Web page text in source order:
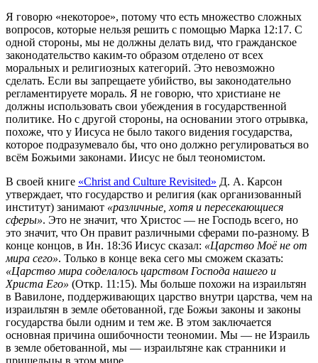
Я говорю «некоторое», потому что есть множество сложных
вопросов, которые нельзя решить с помощью Марка 12:17. С
одной стороны, мы не должны делать вид, что гражданское
законодательство каким-то образом отделено от всех
моральных и религиозных категорий. Это невозможно
сделать. Если вы запрещаете убийство, вы законодательно
регламентируете мораль. Я не говорю, что христиане не
должны использовать свои убеждения в государственной
политике. Но с другой стороны, на основании этого отрывка,
похоже, что у Иисуса не было такого видения государства,
которое подразумевало бы, что оно должно регулироваться во
всём Божьими законами. Иисус не был теономистом.
В своей книге «Christ and Culture Revisited» Д. А. Карсон
утверждает, что государство и религия (как организованный
институт) занимают «различные, хотя и пересекающиеся
сферы». Это не значит, что Христос — не Господь всего, но
это значит, что Он правит различными сферами по-разному. В
конце концов, в Ин. 18:36 Иисус сказал: «Царство Моё не от
мира сего». Только в конце века сего мы сможем сказать:
«Царство мира соделалось царством Господа нашего и
Христа Его» (Откр. 11:15). Мы больше похожи на израильтян
в Вавилоне, поддерживающих царство внутри царства, чем на
израильтян в земле обетованной, где Божьи законы и законы
государства были одним и тем же. В этом заключается
основная причина ошибочности теономии. Мы — не Израиль
в земле обетованной, мы — израильтяне как странники и